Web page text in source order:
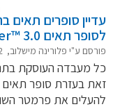
עדיין סופרים תאים
לסופר תאים Scepter™ 3.0
פורסם ע"י פלורינה מישלוב, 29/03/2022
כל מעבדה העוסקת
זאת בעזרת סופר תאים
להעלים את פרמטר